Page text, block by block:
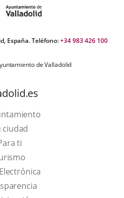
España. Teléfono:+34 983 426 100
de Valladolid
ciudad
ti
This
link
will